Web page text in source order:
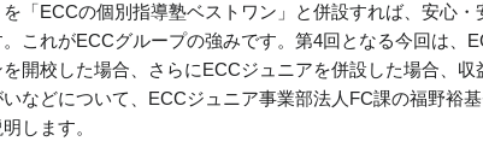
「ECCの個別指導塾ベストワン」と併設すれば、安心・
。これがECCグループの強みです。第4回となる今回は、
開校した場合、さらにECCジュニアを併設した場合、収
などについて、ECCジュニア事業部法人FC課の福野裕
します。